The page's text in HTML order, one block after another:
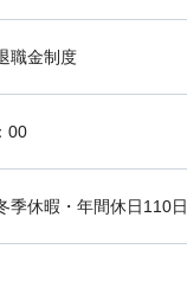
職金制度
00
季休暇・年間休日110日